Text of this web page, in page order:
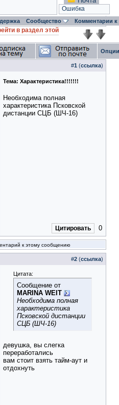
Ошибка
Сообщество Комментарии
в раздел этой
#1 (ссылка)
Тема: Характеристика!!!!!!!
Необходима полная
характеристика Псковской
дистанции СЦБ (ШЧ-16)
Цитировать 0
к этому сообщению
#2 (ссылка)
Цитата:
Сообщение от
MARINA WEIT
Необходима полная
характеристика
Псковской дистанции
СЦБ (ШЧ-16)
девушка, вы слегка
переработались
вам стоит взять тайм-аут и
отдохнуть